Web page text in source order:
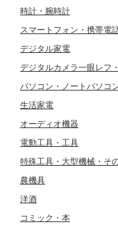
時計・腕時計
スマートフォン・携帯電
デジタル家電
デジタルカメラ一眼レフ
パソコン・ノートパソコ
生活家電
オーディオ機器
電動工具・工具
特殊工具・大型機械・そ
農機具
洋酒
コミック・本